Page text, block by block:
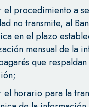
el procedimiento a
no transmite, al
en el plazo
mensual de la
que respaldan
el horario para la